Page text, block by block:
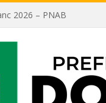
2026 – PNAB